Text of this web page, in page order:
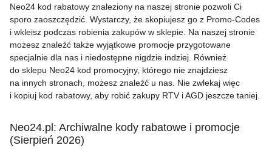
Neo24 kod rabatowy znaleziony na naszej stronie pozwoli Ci
sporo zaoszczędzić. Wystarczy, że skopiujesz go z Promo-Codes
i wkleisz podczas robienia zakupów w sklepie. Na naszej stronie
możesz znaleźć także wyjątkowe promocje przygotowane
specjalnie dla nas i niedostępne nigdzie indziej. Również
do sklepu Neo24 kod promocyjny, którego nie znajdziesz
na innych stronach, możesz znaleźć u nas. Nie zwlekaj więc
i kopiuj kod rabatowy, aby robić zakupy RTV i AGD jeszcze taniej.
Neo24.pl: Archiwalne kody rabatowe i promocje
(Sierpień 2026)